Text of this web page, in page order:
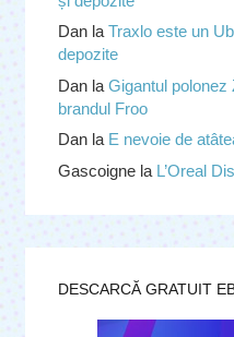
Danla Traxlo este un
depozite
Danla Gigantul polonez
brandul Froo
Danla E nevoie de
Gascoignela L’Oreal
DESCARCĂ GRATUIT